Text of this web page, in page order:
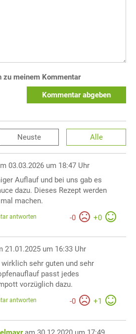
zu meinem Kommentar
Kommentar abgeben
Neuste Alle
03.03.2026 um 18:47 Uhr
Auflauf und bei uns gab es
dazu. Dieses Rezept werden
machen.
-0 +0
antworten
21.01.2025 um 16:33 Uhr
sehr guten und sehr
passt jedes
vorzüglich dazu.
-0 +1
antworten